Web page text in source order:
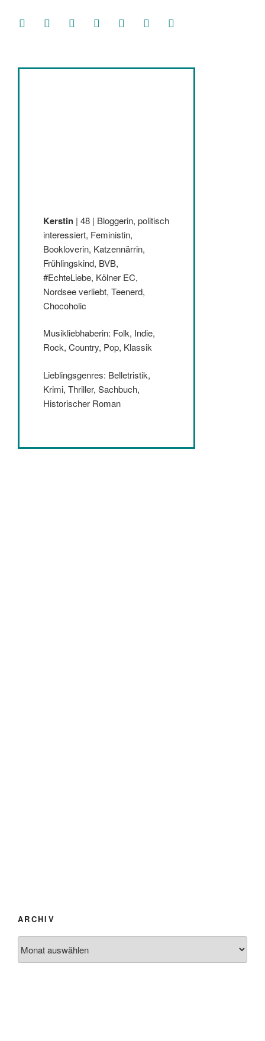
facebooksoundcloud
twitter mastodoninstagramthreads goodreads
Kerstin | 48 | Bloggerin, politisch
interessiert, Feministin,
Bookloverin, Katzennärrin,
Frühlingskind, BVB,
#EchteLiebe, Kölner EC,
Nordsee verliebt, Teenerd,
Chocoholic
Musikliebhaberin: Folk, Indie,
Rock, Country, Pop, Klassik
Lieblingsgenres: Belletristik,
Krimi, Thriller, Sachbuch,
Historischer Roman
ARCHIV